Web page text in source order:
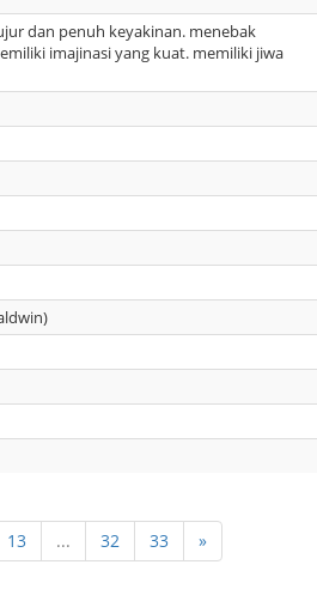
dan penuh keyakinan. menebak
imajinasi yang kuat. memiliki jiwa
13 ... 32 33 »